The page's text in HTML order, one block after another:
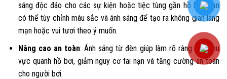
sáng độc đáo cho các sự kiện hoặc tiệc tùng gần hồ bơi. Bạn
có thể tùy chỉnh màu sắc và ánh sáng để tạo ra không gian lãng
mạn hoặc vui tươi theo ý muốn.
Nâng cao an toàn: Ánh sáng từ đèn giúp làm rõ ràng các khu
vực quanh hồ bơi, giảm nguy cơ tai nạn và tăng cường an toàn
cho người bơi.